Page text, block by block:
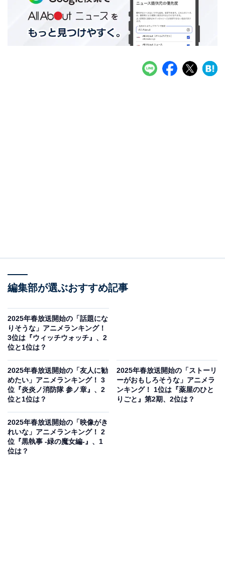
編集部が選ぶおすすめ記事
2025年春放送開始の「話題にな
りそうな」アニメランキング！
3位は『ウィッチウォッチ』、2
位と1位は？
2025年春放送開始の「友人に勧
めたい」アニメランキング！ 3
位『炎炎ノ消防隊 参ノ章』、2
位と1位は？
2025年春放送開始の「ストーリ
ーがおもしろそうな」アニメラ
ンキング！ 1位は『薬屋のひと
りごと』第2期、2位は？
2025年春放送開始の「映像がき
れいな」アニメランキング！ 2
位『黒執事 -緑の魔女編-』、1
位は？